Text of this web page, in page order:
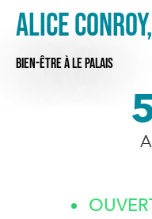
Alice
BIEN-ÊTREÀ LE PALAIS